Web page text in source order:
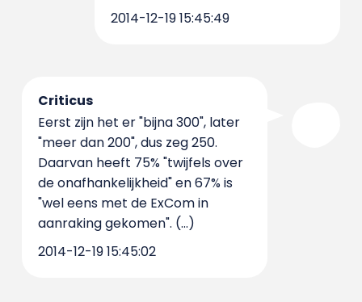
2014-12-19 15:45:49
Criticus
Eerst zijn het er "bijna 300", later
"meer dan 200", dus zeg 250.
Daarvan heeft 75% "twijfels over
de onafhankelijkheid" en 67% is
"wel eens met de ExCom in
aanraking gekomen". (...)
2014-12-19 15:45:02